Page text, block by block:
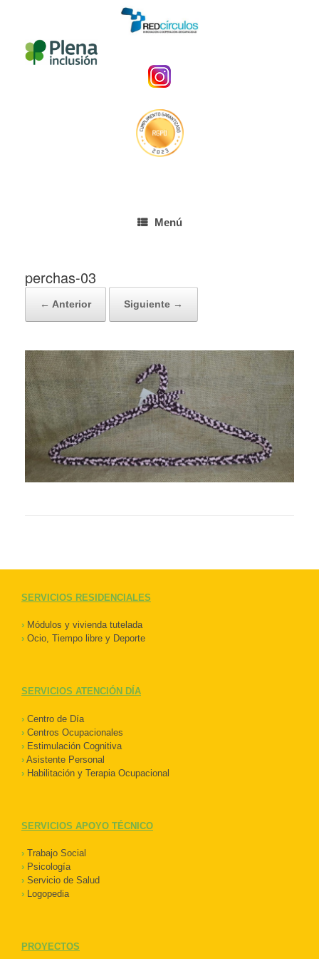
Menú
perchas-03
← Anterior Siguiente →
SERVICIOS RESIDENCIALES
› Módulos y vivienda tutelada
› Ocio, Tiempo libre y Deporte
SERVICIOS ATENCIÓN DÍA
› Centro de Día
› Centros Ocupacionales
› Estimulación Cognitiva
› Asistente Personal
› Habilitación y Terapia Ocupacional
SERVICIOS APOYO TÉCNICO
› Trabajo Social
› Psicología
› Servicio de Salud
› Logopedia
PROYECTOS